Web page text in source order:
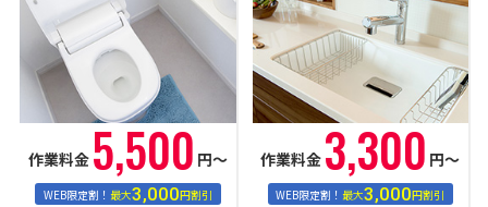
作業料金 5,500 円〜
WEB限定割！最大3,000円割引
作業料金 3,300 円〜
WEB限定割！最大3,000円割引